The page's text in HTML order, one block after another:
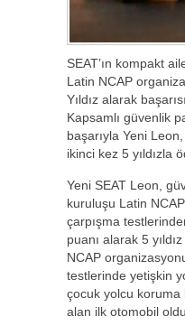
SEAT’ın kompakt
Latin NCAP
Yıldız alarak
Kapsamlı güvenlik
başarıyla Yeni
ikinci kez 5 yıldızla
Yeni SEAT Leon,
kuruluşu Latin
çarpışma
puanı alarak 5
NCAP
testlerinde yetişkin
çocuk yolcu koruma
alan ilk otomobil oldu.